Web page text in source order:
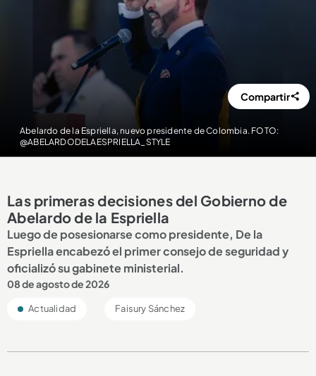
Abelardo de la Espriella, nuevo presidente de Colombia. FOTO:
@ABELARDODELAESPRIELLA_STYLE
Compartir
Las primeras decisiones del Gobierno de
Abelardo de la Espriella
Luego de posesionarse como presidente, De la
Espriella encabezó el primer consejo de seguridad y
oficializó su gabinete ministerial.
08 de agosto de 2026
Actualidad Faisury Sánchez